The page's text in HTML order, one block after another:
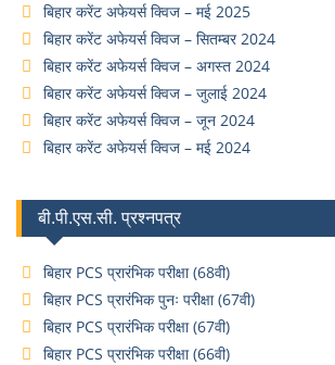
बिहार करेंट अफेयर्स क्विज – मई 2025
बिहार करेंट अफेयर्स क्विज – सितम्बर 2024
बिहार करेंट अफेयर्स क्विज – अगस्त 2024
बिहार करेंट अफेयर्स क्विज – जुलाई 2024
बिहार करेंट अफेयर्स क्विज – जून 2024
बिहार करेंट अफेयर्स क्विज – मई 2024
बी.पी.एस.सी. प्रश्नपत्र
बिहार PCS प्रारंभिक परीक्षा (68वी)
बिहार PCS प्रारंभिक पुनः परीक्षा (67वी)
बिहार PCS प्रारंभिक परीक्षा (67वी)
बिहार PCS प्रारंभिक परीक्षा (66वी)